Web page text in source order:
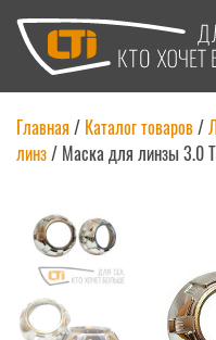
Главная / Каталог товаров/
линз/ Маска для линзы 3.0